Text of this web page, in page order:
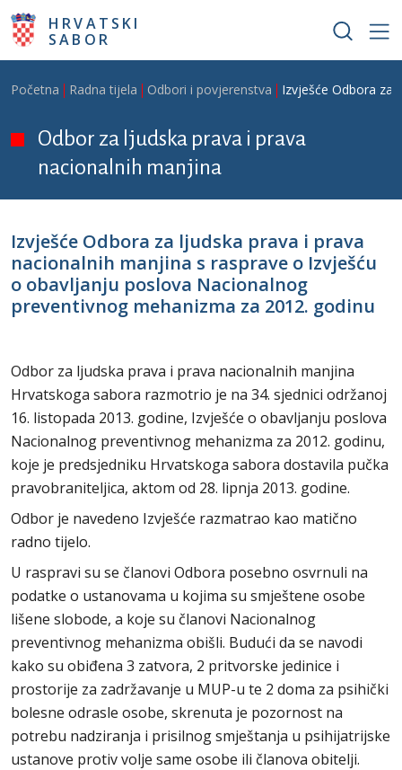
Skoči na glavni sadržaj
HRVATSKI
SABOR
Breadcrumb
Početna Radna tijela Odbori i povjerenstva Izvješće Odbora za
Odbor za ljudska prava i prava
nacionalnih manjina
Izvješće Odbora za ljudska prava i prava
nacionalnih manjina s rasprave o Izvješću
o obavljanju poslova Nacionalnog
preventivnog mehanizma za 2012. godinu
Odbor za ljudska prava i prava nacionalnih manjina
Hrvatskoga sabora razmotrio je na 34. sjednici održanoj
16. listopada 2013. godine, Izvješće o obavljanju poslova
Nacionalnog preventivnog mehanizma za 2012. godinu,
koje je predsjedniku Hrvatskoga sabora dostavila pučka
pravobraniteljica, aktom od 28. lipnja 2013. godine.
Odbor je navedeno Izvješće razmatrao kao matično
radno tijelo.
U raspravi su se članovi Odbora posebno osvrnuli na
podatke o ustanovama u kojima su smještene osobe
lišene slobode, a koje su članovi Nacionalnog
preventivnog mehanizma obišli. Budući da se navodi
kako su obiđena 3 zatvora, 2 pritvorske jedinice i
prostorije za zadržavanje u MUP-u te 2 doma za psihički
bolesne odrasle osobe, skrenuta je pozornost na
potrebu nadziranja i prisilnog smještanja u psihijatrijske
ustanove protiv volje same osobe ili članova obitelji.